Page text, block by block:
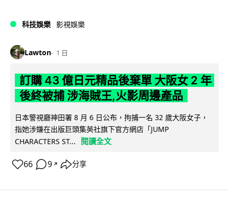
科技娛樂 影視娛樂
Lawton 1 日
訂購 43 億日元精品後棄單 大阪女 2 年
後終被捕 涉海賊王,火影周邊產品
日本警視廳神田署 8 月 6 日公布，拘捕一名 32 歲大阪女子，
指她涉嫌在出版巨頭集英社旗下官方網店「JUMP
CHARACTERS ST...
閱讀全文
66 9 ↗ 分享